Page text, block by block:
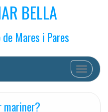
BELLA
Mares i Pares
Cambiar
mariner?